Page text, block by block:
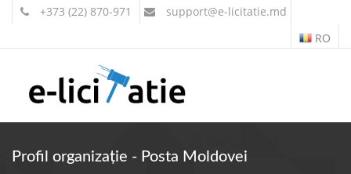
+373 (22) 870-971 support@e-licitatie.md
RO
Profil organizație - Posta Moldovei